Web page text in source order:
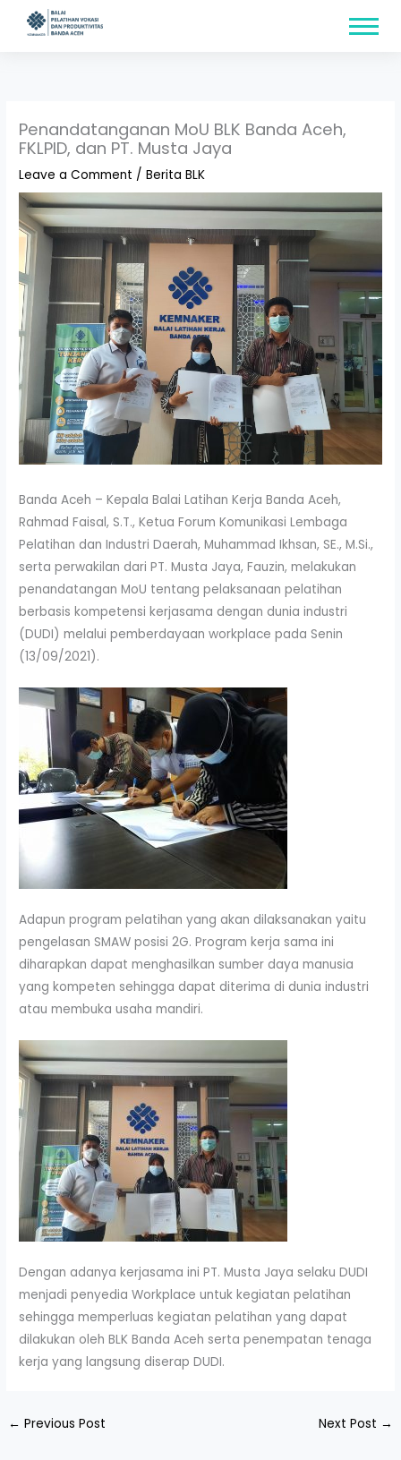
content
Penandatanganan MoU BLK Banda Aceh,
FKLPID, dan PT. Musta Jaya
Leave a Comment /Berita BLK
Banda Aceh –Kepala Balai Latihan Kerja Banda Aceh,
Rahmad Faisal, S.T., Ketua Forum Komunikasi Lembaga
Pelatihan dan Industri Daerah, Muhammad Ikhsan, SE., M.Si.,
serta perwakilan dari PT. Musta Jaya, Fauzin, melakukan
penandatangan MoU tentang pelaksanaan pelatihan
berbasis kompetensi kerjasama dengan dunia industri
(DUDI) melalui pemberdayaan workplace pada Senin
(13/09/2021).
Adapun program pelatihan yang akan dilaksanakan yaitu
pengelasan SMAW posisi 2G. Program kerja sama ini
diharapkan dapat menghasilkan sumber daya manusia
yang kompeten sehingga dapat diterima di dunia industri
atau membuka usaha mandiri.
Dengan adanya kerjasama ini PT. Musta Jaya selaku DUDI
menjadi penyedia Workplace untuk kegiatan pelatihan
sehingga memperluas kegiatan pelatihan yang dapat
dilakukan oleh BLK Banda Aceh serta penempatan tenaga
kerja yang langsung diserap DUDI.
← Previous Post Next Post →